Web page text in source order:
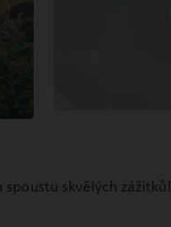
skvělých zážitků!